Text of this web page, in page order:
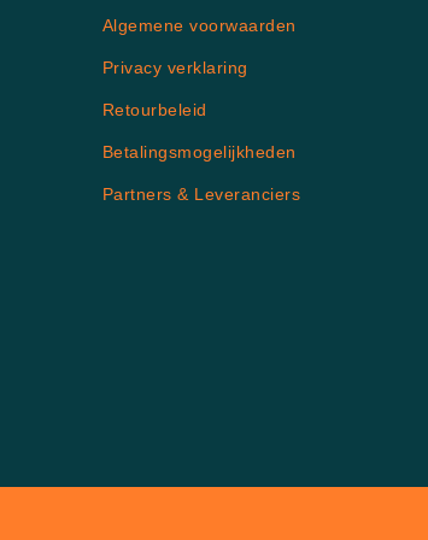
Algemene voorwaarden
Privacy verklaring
Retourbeleid
Betalingsmogelijkheden
Partners & Leveranciers